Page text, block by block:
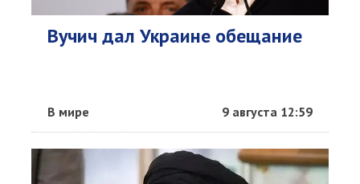
Вучич дал Украине обещание
В мире 9 августа 12:59